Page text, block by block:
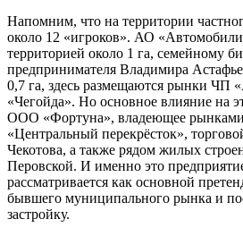
Напомним, что на территории
около 12 «игроков». АО
территорией около 1 га, семейному
предпринимателя Владимира
0,7 га, здесь размещаются рынки ЧП
«Чегойда». Но основное влияние на
ООО «Фортуна», владеющее
«Центральный перекрёсток»,
Чекотова, а также рядом жилых
Перовской. И именно это
рассматривается как основной
бывшего муниципального рынка и
застройку.